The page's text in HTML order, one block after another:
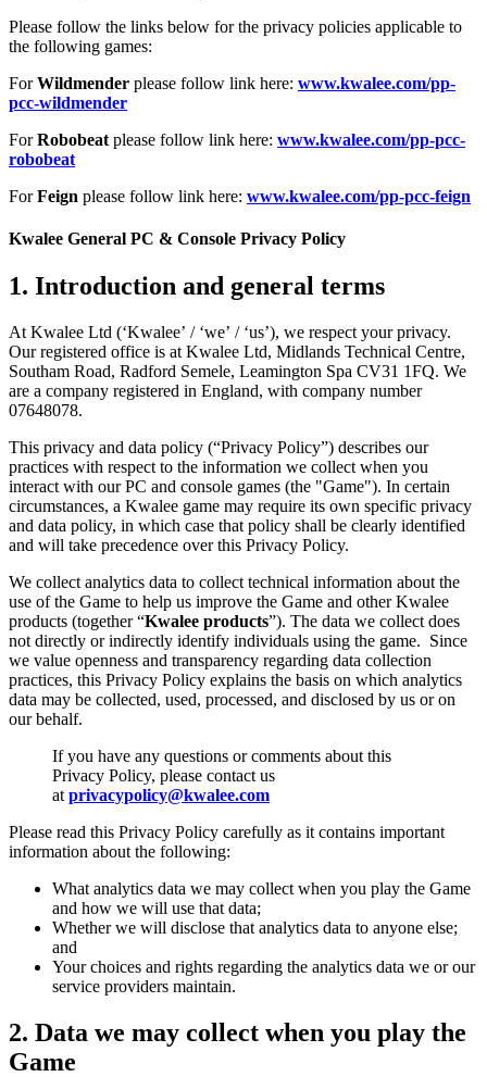
Please follow the links below for the privacy policies applicable to
the following games:
ForWildmender please follow link here: www.kwalee.com/pp-
pcc-wildmender
ForRobobeat please follow link here: www.kwalee.com/pp-pcc-
robobeat
ForFeign please follow link here: www.kwalee.com/pp-pcc-feign
Kwalee General PC & Console Privacy Policy
1. Introduction and general terms
At Kwalee Ltd (‘Kwalee’ / ‘we’ / ‘us’), we respect your privacy.
Our registered office is at Kwalee Ltd, Midlands Technical Centre,
Southam Road, Radford Semele, Leamington Spa CV31 1FQ. We
are a company registered in England, with company number
07648078.
This privacy and data policy (“Privacy Policy”) describes our
practices with respect to the information we collect when you
interact with our PC and console games (the "Game"). In certain
circumstances, a Kwalee game may require its own specific privacy
and data policy, in which case that policy shall be clearly identified
and will take precedence over this Privacy Policy.
We collect analytics data to collect technical information about the
use of the Game to help us improve the Game and other Kwalee
products (together “Kwalee products”). The data we collect does
not directly or indirectly identify individuals using the game. Since
we value openness and transparency regarding data collection
practices, this Privacy Policy explains the basis on which analytics
data may be collected, used, processed, and disclosed by us or on
our behalf.
If you have any questions or comments about this
Privacy Policy, please contact us
at privacypolicy@kwalee.com
Please read this Privacy Policy carefully as it contains important
information about the following:
What analytics data we may collect when you play the Game
and how we will use that data;
Whether we will disclose that analytics data to anyone else;
and
Your choices and rights regarding the analytics data we or our
service providers maintain.
2. Data we may collect when you play the
Game